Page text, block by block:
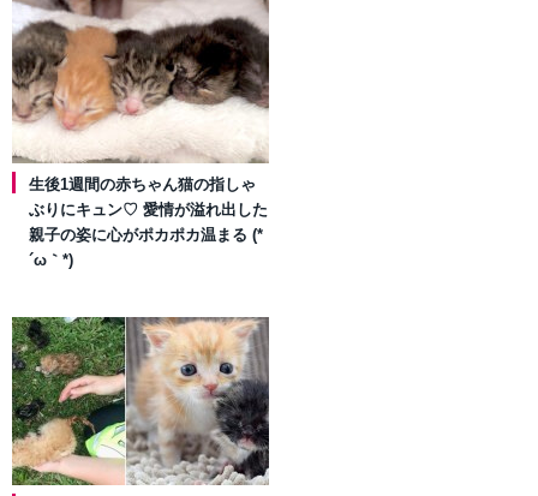
生後1週間の赤ちゃん猫の指しゃ
ぶりにキュン♡ 愛情が溢れ出した
親子の姿に心がポカポカ温まる (*
´ω｀*)